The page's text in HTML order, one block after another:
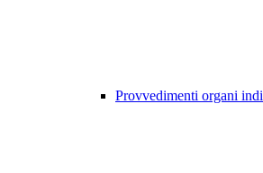
Provvedimenti organi